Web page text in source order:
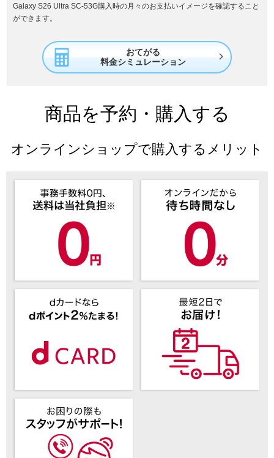
Galaxy S26 Ultra SC-53G購入時の月々のお支払いイメージを確認すること
ができます。
おてがる
料金シミュレーション

商品を予約・購入する
オンラインショップで購入するメリット